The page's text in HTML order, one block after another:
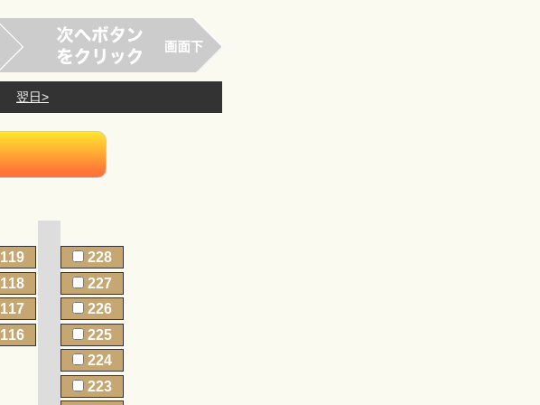
翌日>
119
118
117
116
228
227
226
225
224
223